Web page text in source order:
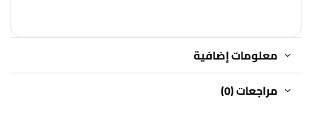
معلومات إضافية
مراجعات (0)